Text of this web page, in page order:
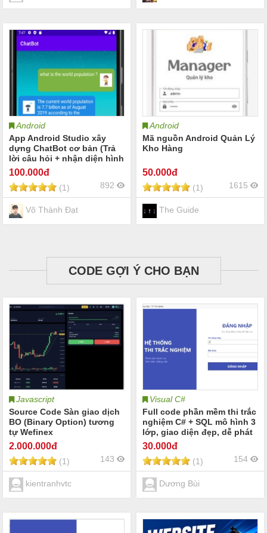
Android
App Android Studio xây
dựng ChatBot cơ bản (Trả
lời câu hỏi + nhận diện hình
ảnh)
100.000đ
(1) 892
Võ Thành Đạt
Android
Mã nguồn Android Quản Lý
Kho Hàng
50.000đ
(1) 1615
The Guide
CODE GỢI Ý CHO BẠN
Javascript
Source Code Sàn giao dịch
BO (Binary Option) tương
tự Wefinex
2.000.000đ
(1) 143
kientranhvtc
Visual C#
Full code phần mềm thi trắc
nghiệm C# + SQL mô hình 3
lớp, giao diện đẹp, dễ phát
triển
30.000đ
(1) 154
Dương Bùi